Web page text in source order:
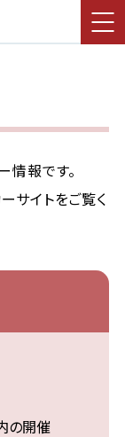
情報です。
サイトをご覧く
の開催